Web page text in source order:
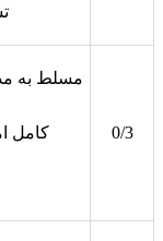
مسلط به
کامل 0/3